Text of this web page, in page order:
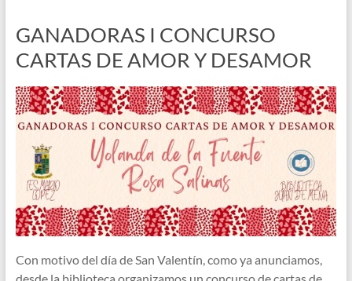
GANADORAS I CONCURSO
CARTAS DE AMOR Y DESAMOR
Con motivo del día de San Valentín, como ya anunciamos,
desde la biblioteca organizamos un concurso de cartas de